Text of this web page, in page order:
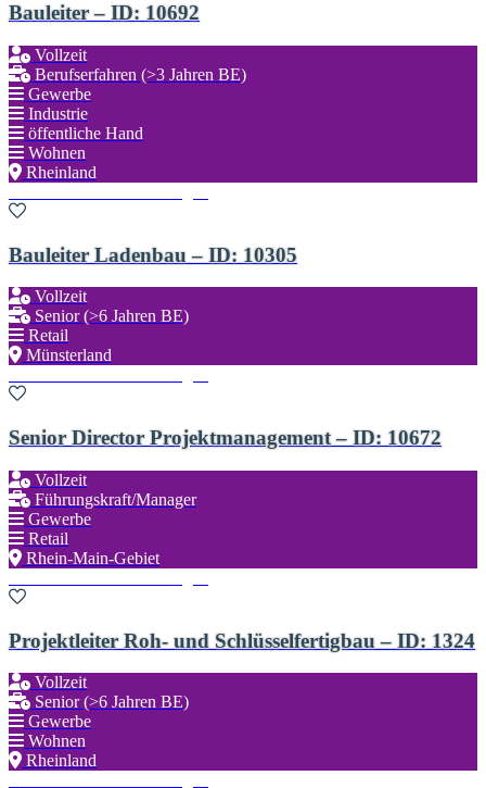
Bauleiter – ID: 10692
Vollzeit
Berufserfahren (>3 Jahren BE)
Gewerbe
Industrie
öffentliche Hand
Wohnen
Rheinland
Bauleiter Ladenbau – ID: 10305
Vollzeit
Senior (>6 Jahren BE)
Retail
Münsterland
Senior Director Projektmanagement – ID: 10672
Vollzeit
Führungskraft/Manager
Gewerbe
Retail
Rhein-Main-Gebiet
Projektleiter Roh- und Schlüsselfertigbau – ID: 1324
Vollzeit
Senior (>6 Jahren BE)
Gewerbe
Wohnen
Rheinland